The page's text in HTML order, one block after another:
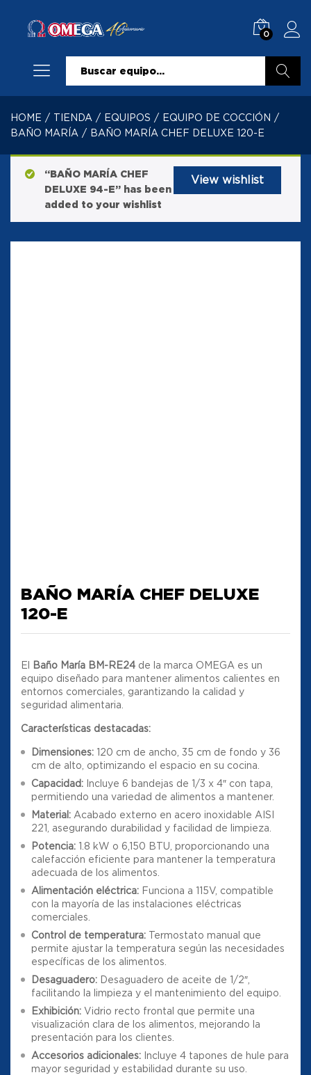
0
HOME / TIENDA / EQUIPOS / EQUIPO DE COCCIÓN /
BAÑO MARÍA / BAÑO MARÍA CHEF DELUXE 120-E
View wishlist
“BAÑO MARÍA CHEF
DELUXE 94-E” has been
added to your wishlist
BAÑO MARÍA CHEF DELUXE
120-E
El Baño María BM-RE24 de la marca OMEGA es un
equipo diseñado para mantener alimentos calientes en
entornos comerciales, garantizando la calidad y
seguridad alimentaria.
Características destacadas:
Dimensiones: 120 cm de ancho, 35 cm de fondo y 36
cm de alto, optimizando el espacio en su cocina.
Capacidad: Incluye 6 bandejas de 1/3 x 4″ con tapa,
permitiendo una variedad de alimentos a mantener.
Material: Acabado externo en acero inoxidable AISI
221, asegurando durabilidad y facilidad de limpieza.
Potencia: 1.8 kW o 6,150 BTU, proporcionando una
calefacción eficiente para mantener la temperatura
adecuada de los alimentos.
Alimentación eléctrica: Funciona a 115V, compatible
con la mayoría de las instalaciones eléctricas
comerciales.
Control de temperatura: Termostato manual que
permite ajustar la temperatura según las necesidades
específicas de los alimentos.
Desaguadero: Desaguadero de aceite de 1/2″,
facilitando la limpieza y el mantenimiento del equipo.
Exhibición: Vidrio recto frontal que permite una
visualización clara de los alimentos, mejorando la
presentación para los clientes.
Accesorios adicionales: Incluye 4 tapones de hule para
mayor seguridad y estabilidad durante su uso.